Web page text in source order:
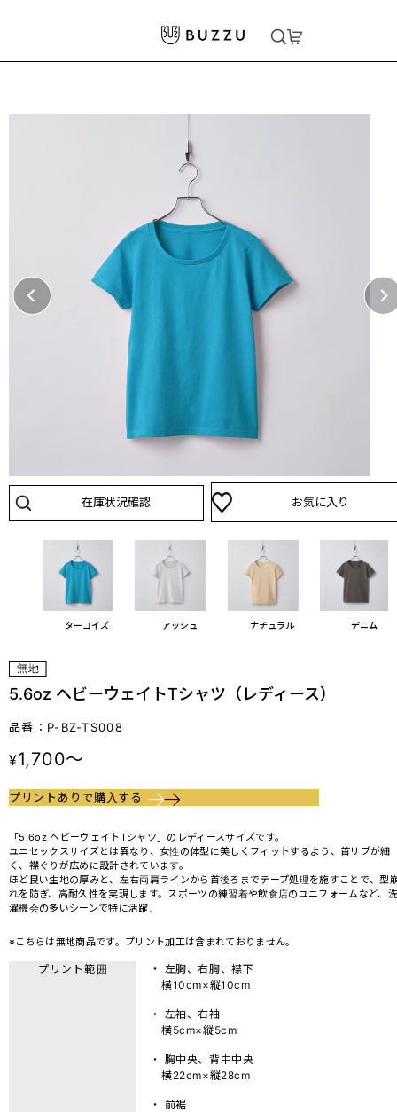
5.6oz ヘビーウェイトTシャツ（レディース）
在庫状況確認 お気に入り
ターコイズ アッシュ ナチュラル デニム
5.6oz ヘビーウェイトTシャツ（レディース）
品番：P-BZ-TS008
¥1,700～
プリントありで購入する
「5.6oz ヘビーウェイトTシャツ」のレディースサイズです。
ユニセックスサイズとは異なり、女性の体型に美しくフィットするよう、首リブが細
く、襟ぐりが広めに設計されています。
ほど良い生地の厚みと、左右両肩ラインから首後ろまでテープ処理を施すことで、型
れを防ぎ、高耐久性を実現します。スポーツの練習着や飲食店のユニフォームなど、洗
濯機会の多いシーンで特に活躍。
※こちらは無地商品です。プリント加工は含まれておりません。
プリント範囲
・ 左胸、右胸、襟下
横10cm×縦10cm
・ 左袖、右袖
横5cm×縦5cm
・ 胸中央、背中中央
横22cm×縦28cm
・ 前裾